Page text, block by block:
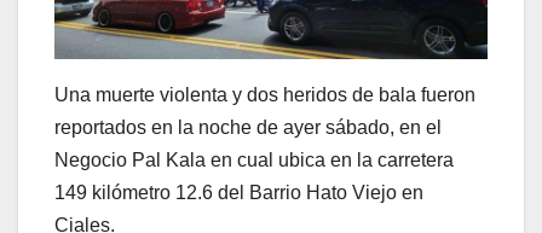
Una muerte violenta y dos heridos de bala fueron
reportados en la noche de ayer sábado, en el
Negocio Pal Kala en cual ubica en la carretera
149 kilómetro 12.6 del Barrio Hato Viejo en
Ciales.